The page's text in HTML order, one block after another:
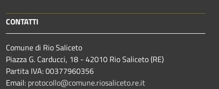
CONTATTI
Comune di Rio Saliceto
Piazza G. Carducci, 18 - 42010 Rio Saliceto (RE)
Partita IVA: 00377960356
Email: protocollo@comune.riosaliceto.re.it